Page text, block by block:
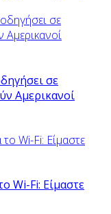
σε
Αμερικανοί
Wi-Fi: Είμαστε